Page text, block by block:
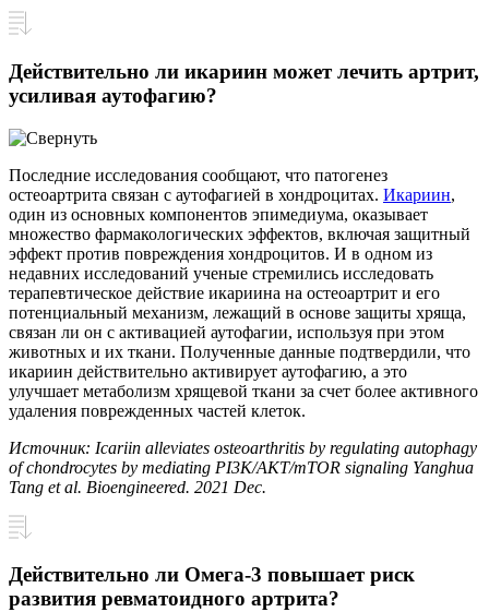
Действительно ли икариин может лечить артрит,
усиливая аутофагию?
Последние исследования сообщают, что патогенез
остеоартрита связан с аутофагией в хондроцитах. Икариин,
один из основных компонентов эпимедиума, оказывает
множество фармакологических эффектов, включая защитный
эффект против повреждения хондроцитов. И в одном из
недавних исследований ученые стремились исследовать
терапевтическое действие икариина на остеоартрит и его
потенциальный механизм, лежащий в основе защиты хряща,
связан ли он с активацией аутофагии, используя при этом
животных и их ткани. Полученные данные подтвердили, что
икариин действительно активирует аутофагию, а это
улучшает метаболизм хрящевой ткани за счет более активного
удаления поврежденных частей клеток.
Источник: Icariin alleviates osteoarthritis by regulating autophagy
of chondrocytes by mediating PI3K/AKT/mTOR signaling Yanghua
Tang et al. Bioengineered. 2021 Dec.
Действительно ли Омега-3 повышает риск
развития ревматоидного артрита?